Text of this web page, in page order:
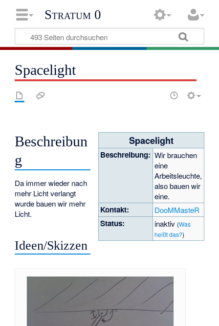
Stratum 0
Spacelight
Spacelight
Beschreibung: Wir brauchen
eine
Arbeitsleuchte,
also bauen wir
eine.
Kontakt: DooMMasteR
Status: inaktiv (Was
heißt das?)
Beschreibun
g
Da immer wieder nach
mehr Licht verlangt
wurde bauen wir mehr
Licht.
Ideen/Skizzen